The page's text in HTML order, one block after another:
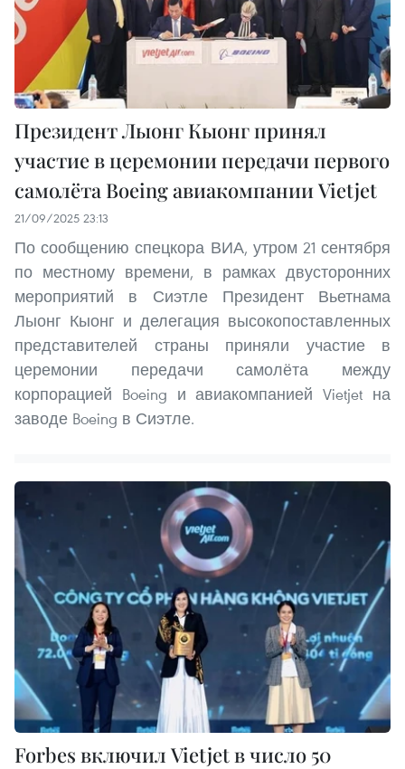
Президент Лыонг Кыонг принял
участие в церемонии передачи первого
самолёта Boeing авиакомпании Vietjet
21/09/2025 23:13
По сообщению спецкора ВИА, утром 21 сентября
по местному времени, в рамках двусторонних
мероприятий в Сиэтле Президент Вьетнама
Лыонг Кыонг и делегация высокопоставленных
представителей страны приняли участие в
церемонии передачи самолёта между
корпорацией Boeing и авиакомпанией Vietjet на
заводе Boeing в Сиэтле.
Forbes включил Vietjet в число 50